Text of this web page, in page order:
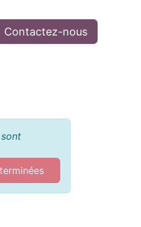
Contactez-nous